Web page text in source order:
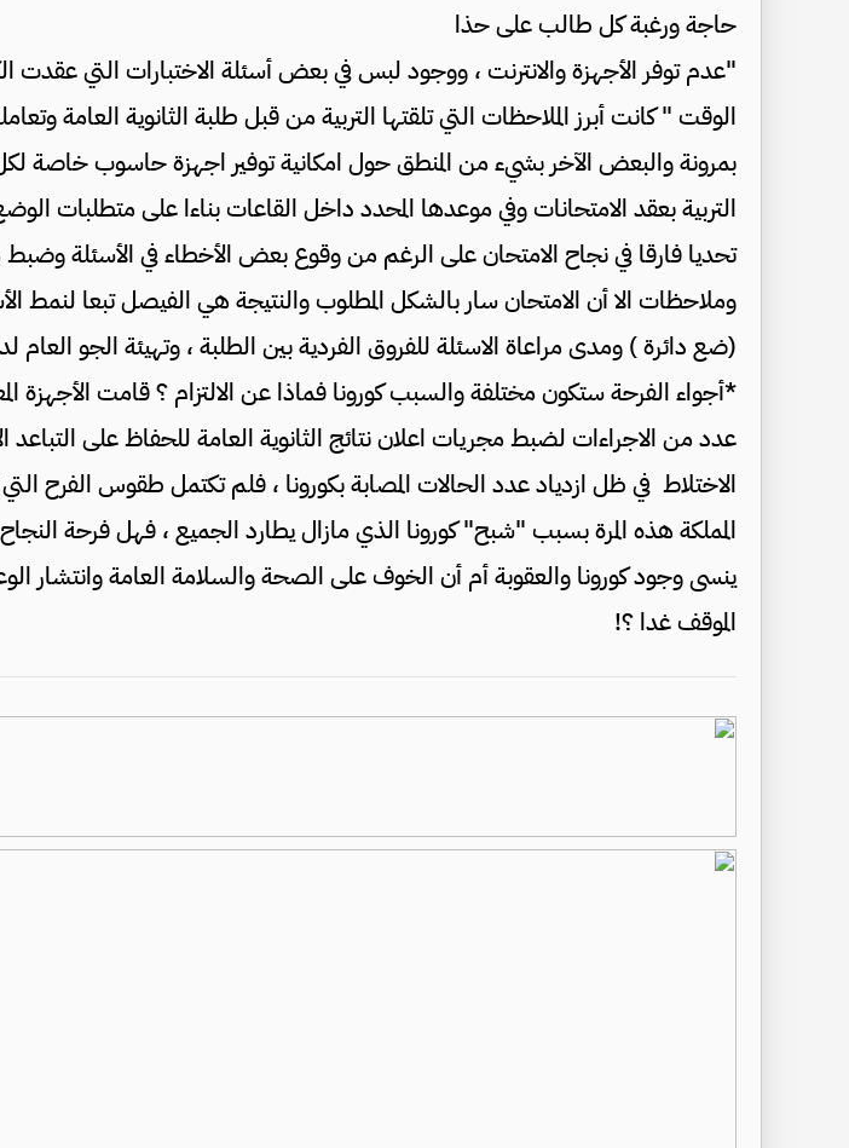
حاجة ورغبة كل طالب على حذا
"عدم توفر الأجهزة والانترنت ، ووجود لبس في بعض أسئلة الاختبارات التي عقدت
الوقت " كانت أبرز الملاحظات التي تلقتها التربية من قبل طلبة الثانوية العامة
بمرونة والبعض الآخر بشيء من المنطق حول امكانية توفير اجهزة حاسوب خاصة
التربية بعقد الامتحانات وفي موعدها المحدد داخل القاعات بناءا على متطلبات
تحديا فارقا في نجاح الامتحان على الرغم من وقوع بعض الأخطاء في الأسئلة
وملاحظات الا أن الامتحان سار بالشكل المطلوب والنتيجة هي الفيصل تبعا لنمط
(ضع دائرة ) ومدى مراعاة الاسئلة للفروق الفردية بين الطلبة ، وتهيئة الجو العام
*أجواء الفرحة ستكون مختلفة والسبب كورونا فماذا عن الالتزام ؟ قامت الأجهزة
عدد من الاجراءات لضبط مجريات اعلان نتائج الثانوية العامة للحفاظ على التباعد
الاختلاط في ظل ازدياد عدد الحالات المصابة بكورونا ، فلم تكتمل طقوس الفرح
المملكة هذه المرة بسبب "شبح" كورونا الذي مازال يطارد الجميع ، فهل فرحة
ينسى وجود كورونا والعقوبة أم أن الخوف على الصحة والسلامة العامة وانتشار
الموقف غدا ؟!